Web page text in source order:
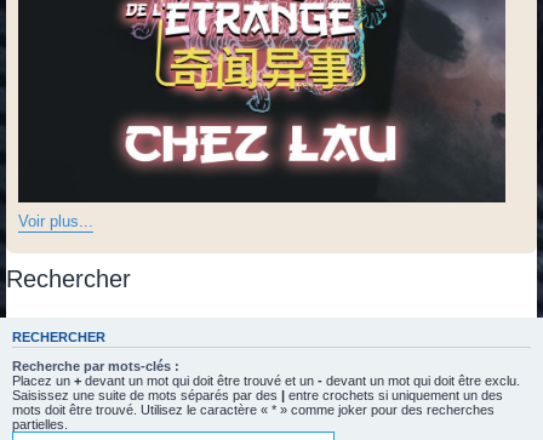
Voir plus...
Rechercher
RECHERCHER
Recherche par mots-clés :
Placez un + devant un mot qui doit être trouvé et un - devant un mot qui doit être exclu.
Saisissez une suite de mots séparés par des
entre crochets si uniquement un des
mots doit être trouvé. Utilisez le caractère « * » comme joker pour des recherches
partielles.